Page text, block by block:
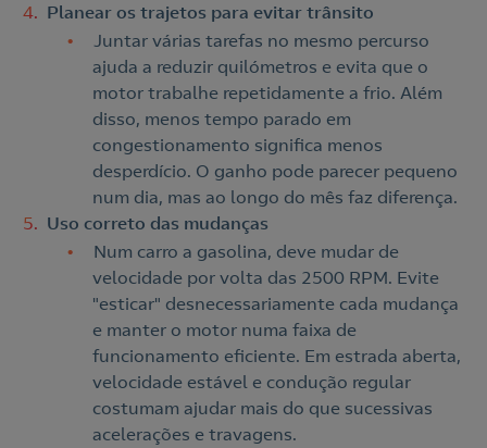
Planear os trajetos para evitar trânsito
Juntar várias tarefas no mesmo percurso
ajuda a reduzir quilómetros e evita que o
motor trabalhe repetidamente a frio. Além
disso, menos tempo parado em
congestionamento significa menos
desperdício. O ganho pode parecer pequeno
num dia, mas ao longo do mês faz diferença.
Uso correto das mudanças
Num carro a gasolina, deve mudar de
velocidade por volta das 2500 RPM. Evite
"esticar" desnecessariamente cada mudança
e manter o motor numa faixa de
funcionamento eficiente. Em estrada aberta,
velocidade estável e condução regular
costumam ajudar mais do que sucessivas
acelerações e travagens.